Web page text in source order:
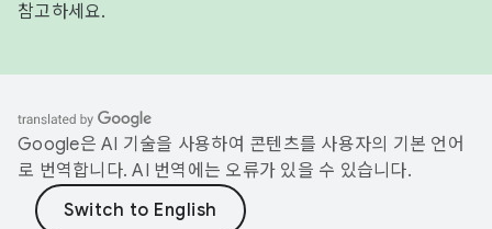
참고하세요.
Google은 AI 기술을 사용하여 콘텐츠를 사용자의 기본 언어
로 번역합니다. AI 번역에는 오류가 있을 수 있습니다.